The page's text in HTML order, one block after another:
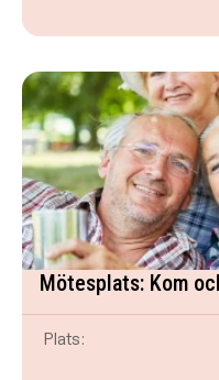
Mötesplats: Kom
Plats: